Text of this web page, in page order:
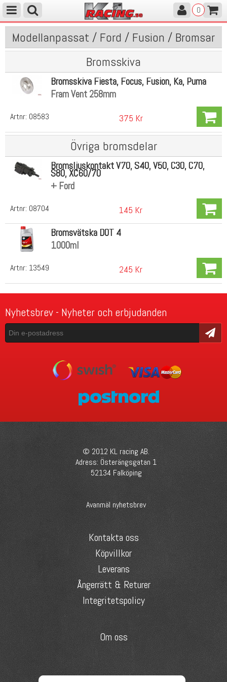
0
Modellanpassat / Ford / Fusion / Bromsar
Bromsskiva
Artnr: 08583
Bromsskiva Fiesta, Focus, Fusion, Ka, Puma
Fram Vent 258mm
375 Kr
Övriga bromsdelar
Artnr: 08704
Bromsljuskontakt V70, S40, V50, C30, C70,
S80, XC60/70
+ Ford
145 Kr
Artnr: 13549
Bromsvätska DOT 4
1000ml
245 Kr
Nyhetsbrev - Nyheter och erbjudanden
Skicka
© 2012 KL racing AB.
Adress: Österängsgatan 1
52134 Falköping
Avanmäl nyhetsbrev
Kontakta oss
Köpvillkor
Leverans
Ångerrätt & Returer
Integritetspolicy
Om oss